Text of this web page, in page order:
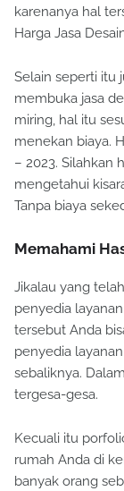
karenanya hal
Harga Jasa
Selain seperti itu
membuka jasa
miring, hal itu
menekan biaya.
– 2023. Silahkan
mengetahui
Tanpa biaya
Memahami
Jikalau yang
penyedia
tersebut Anda
penyedia
sebaliknya.
tergesa-gesa.
Kecuali itu
rumah Anda di
banyak orang